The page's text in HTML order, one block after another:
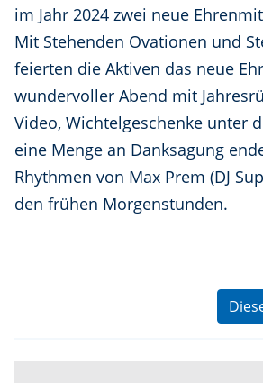
im Jahr 2024 zwei neue
Mit Stehenden Ovationen und
feierten die Aktiven das neue
wundervoller Abend mit
Video, Wichtelgeschenke unter
eine Menge an Danksagung
Rhythmen von Max Prem (DJ
den frühen Morgenstunden.